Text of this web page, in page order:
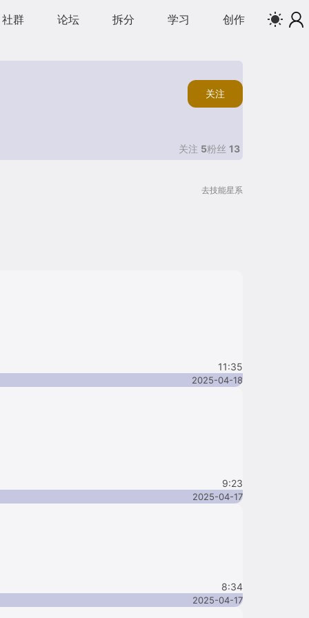
社群 论坛 拆分 学习 创作
关注
关注 5粉丝 13
去技能星系
11:35
2025-04-18
9:23
2025-04-17
8:34
2025-04-17